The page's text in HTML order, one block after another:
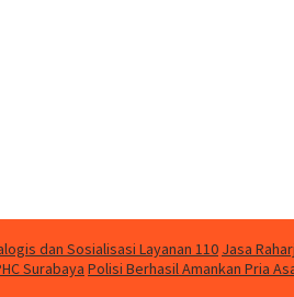
dan Sosialisasi Layanan 110 Jasa
Surabaya Polisi Berhasil Amankan Pria